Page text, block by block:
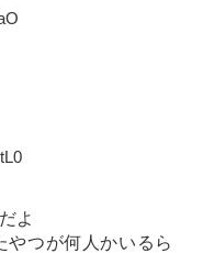
よ
やつが何人かいるら